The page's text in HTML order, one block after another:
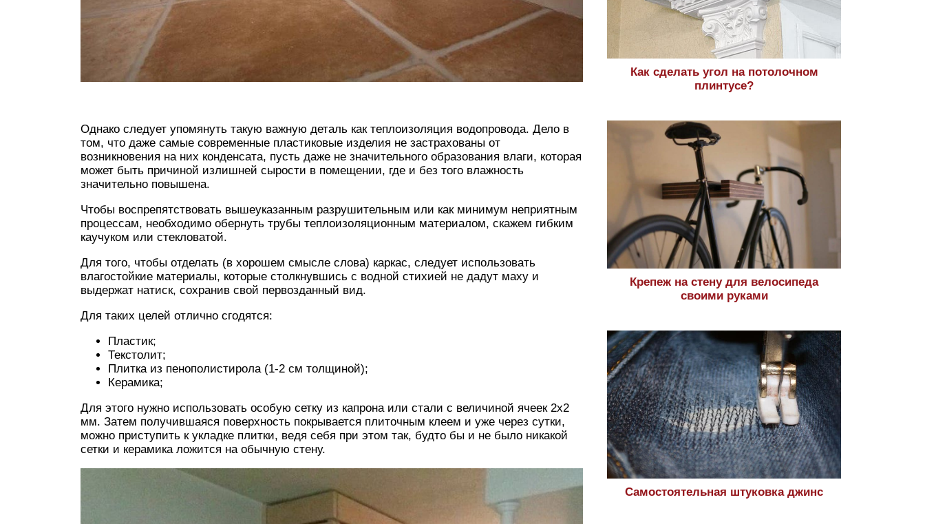
Однако следует упомянуть такую важную деталь как теплоизоляция водопровода. Дело в
том, что даже самые современные пластиковые изделия не застрахованы от
возникновения на них конденсата, пусть даже не значительного образования влаги, которая
может быть причиной излишней сырости в помещении, где и без того влажность
значительно повышена.
Чтобы воспрепятствовать вышеуказанным разрушительным или как минимум неприятным
процессам, необходимо обернуть трубы теплоизоляционным материалом, скажем гибким
каучуком или стекловатой.
Для того, чтобы отделать (в хорошем смысле слова) каркас, следует использовать
влагостойкие материалы, которые столкнувшись с водной стихией не дадут маху и
выдержат натиск, сохранив свой первозданный вид.
Для таких целей отлично сгодятся:
Пластик;
Текстолит;
Плитка из пенополистирола (1-2 см толщиной);
Керамика;
Для этого нужно использовать особую сетку из капрона или стали с величиной ячеек 2х2
мм. Затем получившаяся поверхность покрывается плиточным клеем и уже через сутки,
можно приступить к укладке плитки, ведя себя при этом так, будто бы и не было никакой
сетки и керамика ложится на обычную стену.
Как сделать угол на потолочном
плинтусе?
Крепеж на стену для велосипеда
своими руками
Самостоятельная штуковка джинс